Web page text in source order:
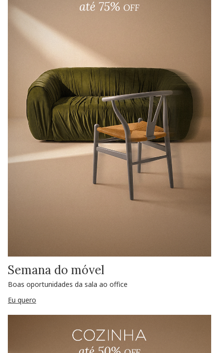
Semana do móvel
Boas oportunidades da sala ao office
Eu quero